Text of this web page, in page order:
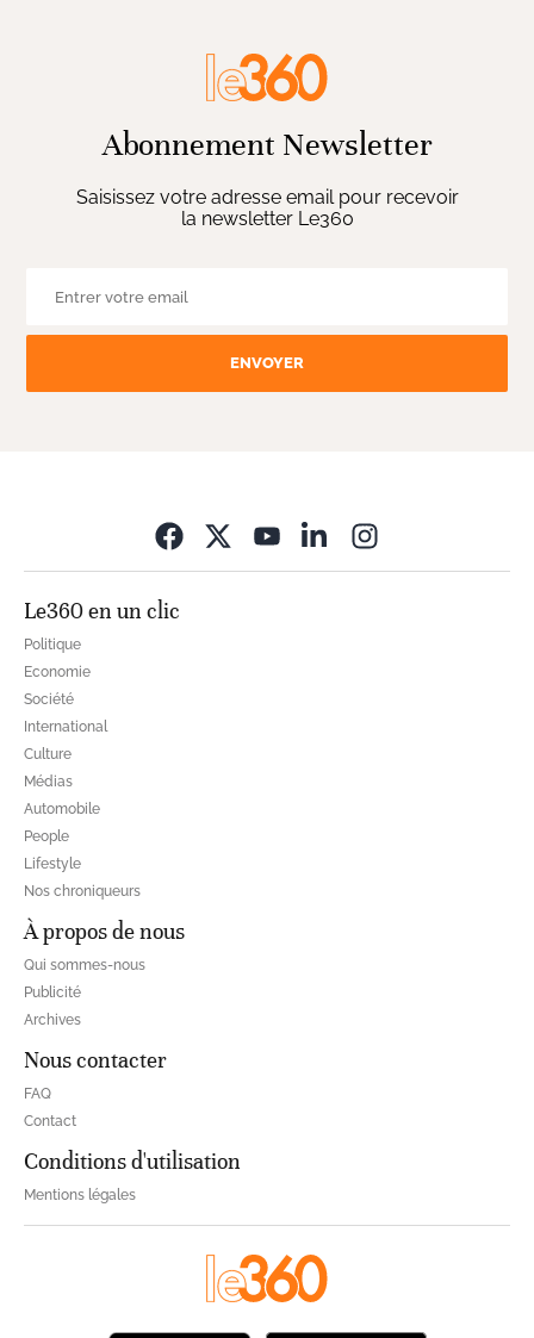
Abonnement Newsletter
Saisissez votre adresse email pour recevoir
la newsletter Le360
ENVOYER
Le360 en un clic
Politique
Economie
Société
International
Culture
Médias
Automobile
People
Lifestyle
Nos chroniqueurs
À propos de nous
Qui sommes-nous
Publicité
Archives
Nous contacter
FAQ
Contact
Conditions d'utilisation
Mentions légales